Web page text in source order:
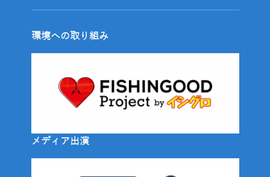
環境への取り組み
メディア出演